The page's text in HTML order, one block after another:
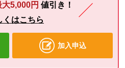
大5,000円 値引き！
くはこちら
加入申込